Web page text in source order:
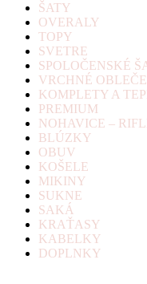
ŠATY
OVERALY
TOPY
SVETRE
SPOLOČENSKÉ
VRCHNÉ
KOMPLETY A
PREMIUM
NOHAVICE –
BLÚZKY
OBUV
KOŠELE
MIKINY
SUKNE
SAKÁ
KRAŤASY
KABELKY
DOPLNKY